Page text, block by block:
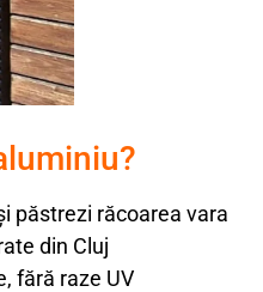
păstrezi răcoarea vara
din Cluj
fără raze UV